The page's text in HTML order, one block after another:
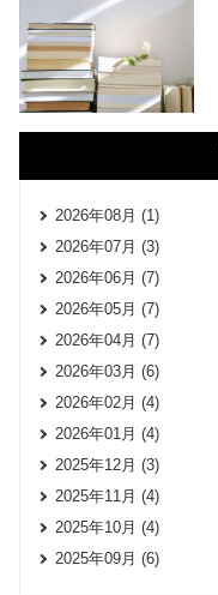
2026年08月 (1)
2026年07月 (3)
2026年06月 (7)
2026年05月 (7)
2026年04月 (7)
2026年03月 (6)
2026年02月 (4)
2026年01月 (4)
2025年12月 (3)
2025年11月 (4)
2025年10月 (4)
2025年09月 (6)